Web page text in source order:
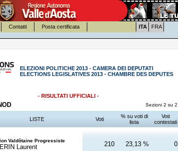
Contatti Posta certificata ITA FRA
ELEZIONI POLITICHE 2013 - CAMERA DEI DEPUTATI
ELECTIONS LEGISLATIVES 2013 - CHAMBRE DES DEPUTES
- RISULTATI UFFICIALI -
Sezioni 2 su 2
LISTE Voti
% su voti di
lista
Voti
contestati
Valdôtaine Progressiste
Laurent 210 23,13 % 0